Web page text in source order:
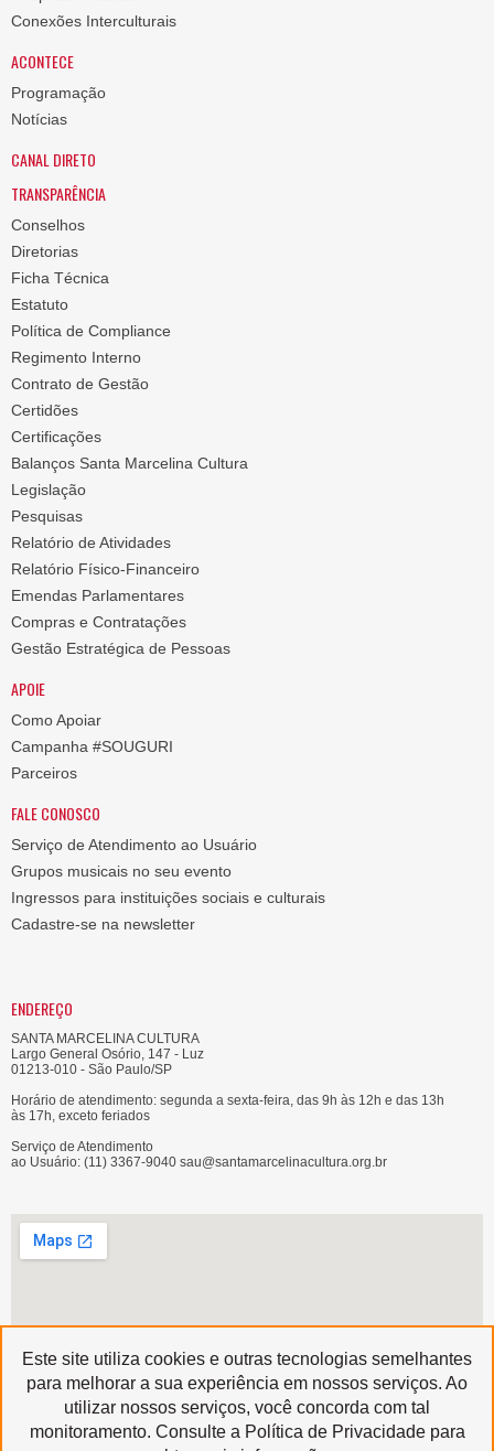
Conexões Interculturais
ACONTECE
Programação
Notícias
CANAL DIRETO
TRANSPARÊNCIA
Conselhos
Diretorias
Ficha Técnica
Estatuto
Política de Compliance
Regimento Interno
Contrato de Gestão
Certidões
Certificações
Balanços Santa Marcelina Cultura
Legislação
Pesquisas
Relatório de Atividades
Relatório Físico-Financeiro
Emendas Parlamentares
Compras e Contratações
Gestão Estratégica de Pessoas
APOIE
Como Apoiar
Campanha #SOUGURI
Parceiros
FALE CONOSCO
Serviço de Atendimento ao Usuário
Grupos musicais no seu evento
Ingressos para instituições sociais e culturais
Cadastre-se na newsletter
ENDEREÇO
SANTA MARCELINA CULTURA
Largo General Osório, 147 - Luz
01213-010 - São Paulo/SP
Horário de atendimento: segunda a sexta-feira, das 9h às 12h e das 13h
às 17h, exceto feriados
Serviço de Atendimento
ao Usuário: (11) 3367-9040 sau@santamarcelinacultura.org.br
Produzido por
Este site utiliza cookies e outras tecnologias semelhantes
para melhorar a sua experiência em nossos serviços. Ao
utilizar nossos serviços, você concorda com tal
monitoramento. Consulte a Política de Privacidade para